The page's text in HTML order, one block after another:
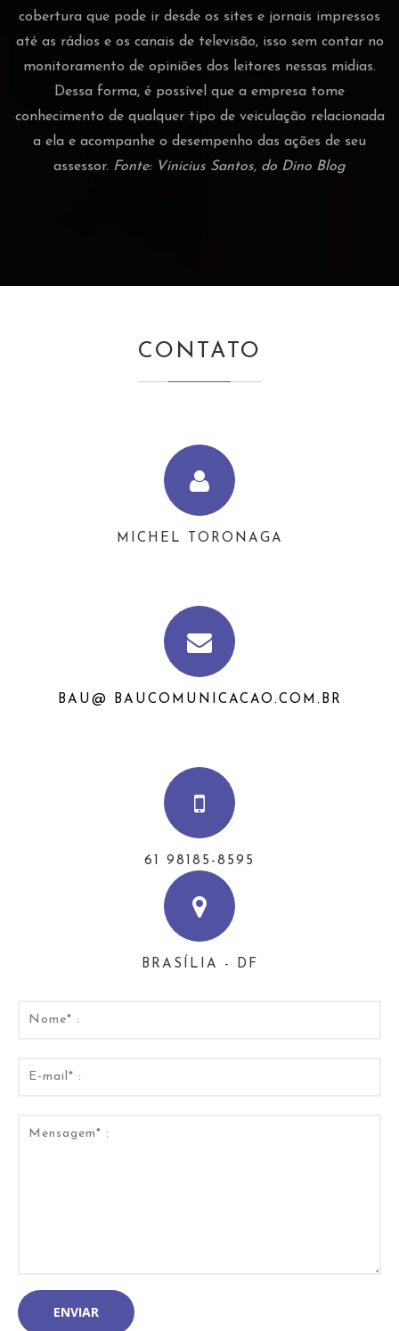
cobertura que pode ir desde os sites e jornais impressos
até as rádios e os canais de televisão, isso sem contar no
monitoramento de opiniões dos leitores nessas mídias.
Dessa forma, é possível que a empresa tome
conhecimento de qualquer tipo de veiculação relacionada
a ela e acompanhe o desempenho das ações de seu
assessor. Fonte: Vinicius Santos, do Dino Blog
CONTATO
MICHEL TORONAGA
BAU@ BAUCOMUNICACAO.COM.BR
61 98185-8595
BRASÍLIA - DF